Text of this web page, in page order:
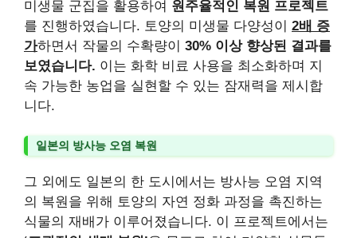
미생물 군집을 활용하여 원주율적인 복원 프로젝트
를 진행하였습니다. 토양의 미생물 다양성이 2배 증
가하면서 작물의 수확량이 30% 이상 향상된 결과를
보였습니다. 이는 화학 비료 사용을 최소화하며 지
속 가능한 농업을 실현할 수 있는 잠재력을 제시합
니다.
일본의 방사능 오염 복원
그 외에도 일본의 한 도시에서는 방사능 오염 지역
의 복원을 위해 토양의 자연 정화 과정을 촉진하는
식물의 재배가 이루어졌습니다. 이 프로젝트에서는